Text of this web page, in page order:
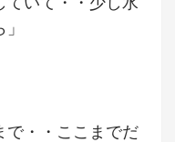
で・・ここまでだ